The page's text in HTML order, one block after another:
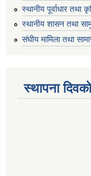
स्थानीय पूर्वाधार तथा
स्थानीय शासन तथा
संघीय मामिला तथा
स्थापना